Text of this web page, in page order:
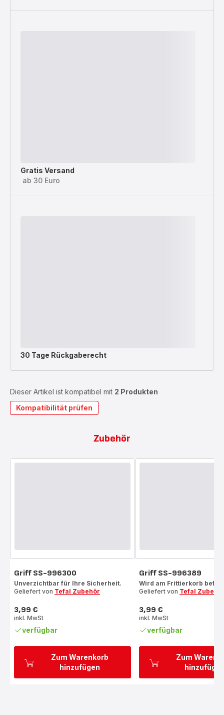
Gratis Versand
ab 30 Euro
30 Tage Rückgaberecht
Dieser Artikel ist kompatibel mit 2 Produkten
Kompatibilität prüfen
Zubehör
Zum Warenkorb
hinzufügen
Griff SS-996300
Unverzichtbar für Ihre Sicherheit.
Geliefert von Tefal Zubehör
Preis
3,99 €
inkl. MwSt
verfügbar
Zum
Griff SS-996389
Wird am Frittierkorb
Geliefert von Tefal
Preis
3,99 €
inkl. MwSt
verfügbar